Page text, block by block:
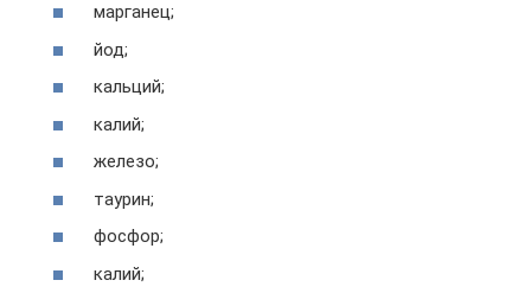
марганец;
йод;
кальций;
калий;
железо;
таурин;
фосфор;
калий;